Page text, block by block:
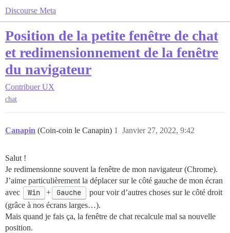
Discourse Meta
Position de la petite fenêtre de chat
et redimensionnement de la fenêtre
du navigateur
Contribuer UX
chat
Canapin (Coin-coin le Canapin) Janvier 27, 2022, 9:42
1
Salut !
Je redimensionne souvent la fenêtre de mon navigateur (Chrome).
J’aime particulièrement la déplacer sur le côté gauche de mon écran
avec
Win + Gauche
pour voir d’autres choses sur le côté droit
(grâce à nos écrans larges…).
Mais quand je fais ça, la fenêtre de chat recalcule mal sa nouvelle
position.